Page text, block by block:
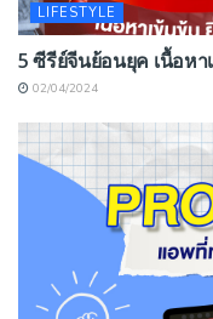
LIFESTYLE
5 ซีรีย์จีนย้อนยุค เนื้อห
02/04/2024